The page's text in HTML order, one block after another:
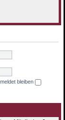
bleiben